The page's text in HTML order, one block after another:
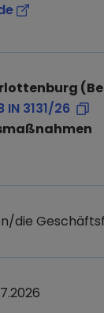
IN 3131/26
die